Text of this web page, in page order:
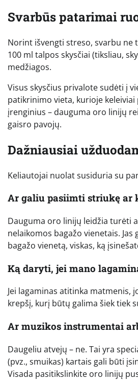
Svarbūs patarimai
Norint išvengti streso, svarbu ne
100 ml talpos skysčiai (tiksliau,
medžiagos.
Visus skysčius privalote sudėti į
patikrinimo vieta, kurioje
įrenginius – dauguma oro linijų
gaisro pavojų.
Dažniausiai
Keliautojai nuolat susiduria su
Ar galiu pasiimti striukę ar
Dauguma oro linijų leidžia turėti
nelaikomos bagažo vienetais.
bagažo vienetą, viskas, ką
Ką daryti, jei mano
Jei lagaminas atitinka matmenis,
krepšį, kurį būtų galima šiek tiek
Ar muzikos instrumentai
Daugeliu atvejų – ne. Tai yra
(pvz., smuikas) kartais gali būti
Visada pasitikslinkite oro linijų